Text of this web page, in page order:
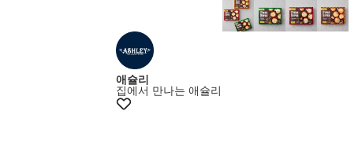
애슐리
집에서 만나는 애슐리